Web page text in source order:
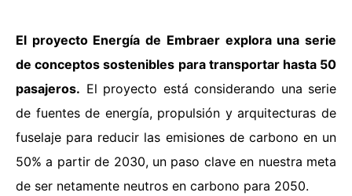
El proyecto Energía de Embraer explora una serie
de conceptos sostenibles para transportar hasta 50
pasajeros. El proyecto está considerando una serie
de fuentes de energía, propulsión y arquitecturas de
fuselaje para reducir las emisiones de carbono en un
50% a partir de 2030, un paso clave en nuestra meta
de ser netamente neutros en carbono para 2050.